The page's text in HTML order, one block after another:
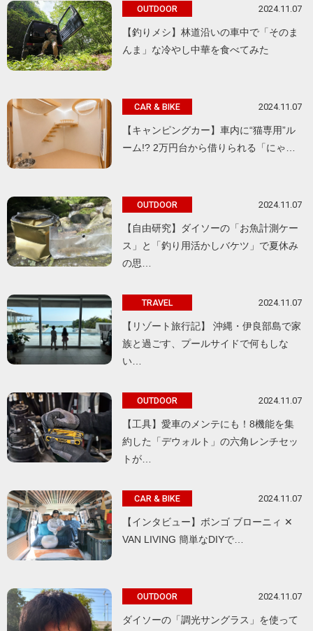
OUTDOOR 2024.11.07
【釣りメシ】林道沿いの車中で「そのま
んま」な冷やし中華を食べてみた
CAR & BIKE 2024.11.07
【キャンピングカー】車内に“猫専用”ル
ーム!? 2万円台から借りられる「にゃ…
OUTDOOR 2024.11.07
【自由研究】ダイソーの「お魚計測ケー
ス」と「釣り用活かしバケツ」で夏休み
の思…
TRAVEL 2024.11.07
【リゾート旅行記】 沖縄・伊良部島で家
族と過ごす、プールサイドで何もしな
い…
OUTDOOR 2024.11.07
【工具】愛車のメンテにも！8機能を集
約した「デウォルト」の六角レンチセッ
トが…
CAR & BIKE 2024.11.07
【インタビュー】ボンゴ ブローニィ ✕
VAN LIVING 簡単なDIYで…
OUTDOOR 2024.11.07
ダイソーの「調光サングラス」を使って